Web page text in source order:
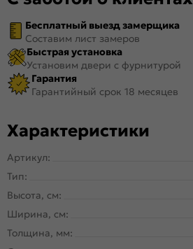
Бесплатный выезд замерщика
Составим лист замеров
Быстрая установка
Установим двери с фурнитурой
Гарантия
Гарантийный срок 18 месяцев
Характеристики
Артикул:
Тип:
Высота, см:
Ширина, см:
Толщина, мм: